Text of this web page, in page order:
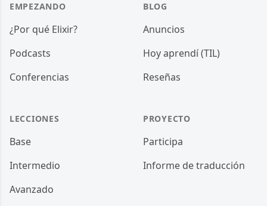
EMPEZANDO
¿Por qué Elixir?
Podcasts
Conferencias
LECCIONES
Base
Intermedio
Avanzado
BLOG
Anuncios
Hoy aprendí (TIL)
Reseñas
PROYECTO
Participa
Informe de traducción